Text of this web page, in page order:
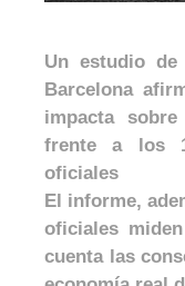
Un estudio de
Barcelona
impacta
frente a los
oficiales
El informe,
oficiales
cuenta las